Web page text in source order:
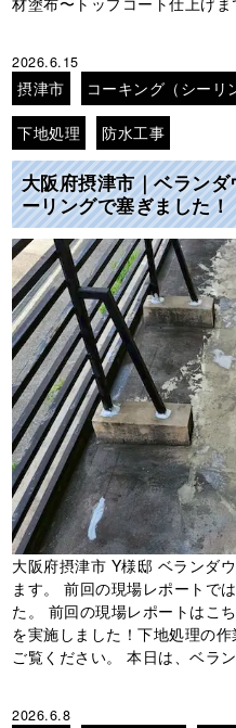
2026.6.15
摂津市 コーキング（シーリ
下地処理 防水工事
大阪府摂津市｜ベラン
ーリングで塞ぎました！
大阪府摂津市 Y様邸 ベランダ
ます。 前回の現場レポートで
た。 前回の現場レポートはこ
を実施しました！下地処理の
ご覧ください。 本日は、ベラ
2026.6.8